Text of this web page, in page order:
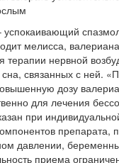
мелисса,
терапии нервной
связанных с ней.
дозу
для лечения
при
препарата,
давлении,
приема